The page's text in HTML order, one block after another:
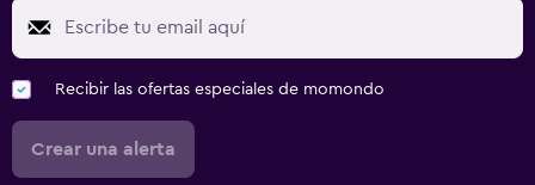
Recibir las ofertas especiales de momondo
Crear una alerta